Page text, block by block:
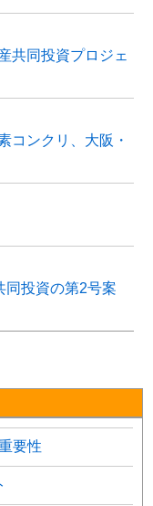
共同投資プロジェ
コンクリ、大阪・
同投資の第2号案
要性